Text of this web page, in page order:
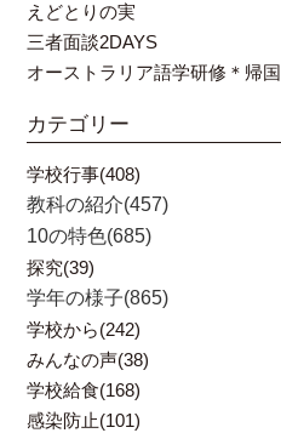
えどとりの実
三者面談2DAYS
オーストラリア語学研修＊帰国
カテゴリー
学校行事(408)
教科の紹介(457)
10の特色(685)
探究(39)
学年の様子(865)
学校から(242)
みんなの声(38)
学校給食(168)
感染防止(101)